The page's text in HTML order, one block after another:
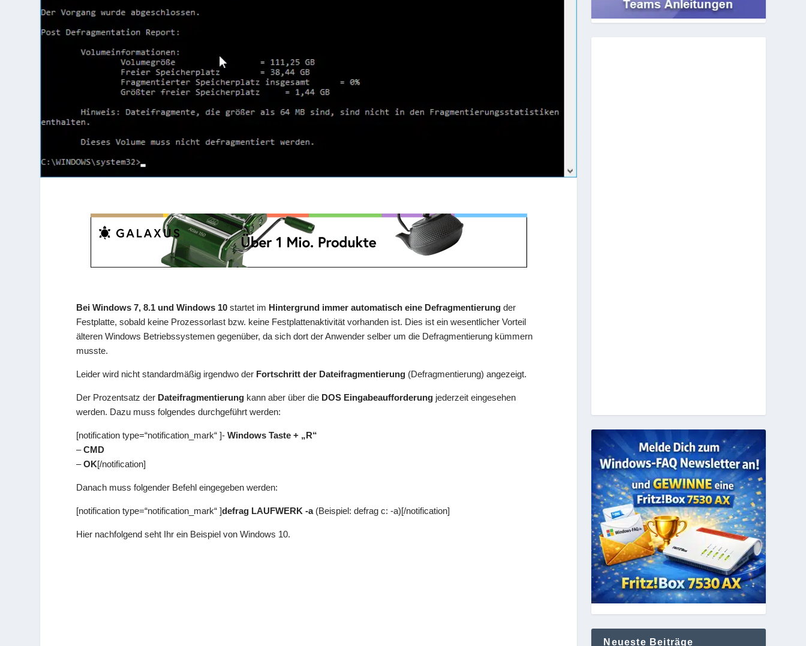
Bei Windows 7, 8.1 und Windows 10startet im Hintergrund immer automatisch eine Defragmentierung der
Festplatte, sobald keine Prozessorlast bzw. keine Festplattenaktivität vorhanden ist. Dies ist ein wesentlicher Vorteil
älteren Windows Betriebssystemen gegenüber, da sich dort der Anwender selber um die Defragmentierung kümmern
musste.
Leider wird nicht standardmäßig irgendwo der Fortschritt der Dateifragmentierung (Defragmentierung) angezeigt.
Der Prozentsatz der Dateifragmentierung kann aber über die DOS Eingabeaufforderung jederzeit eingesehen
werden. Dazu muss folgendes durchgeführt werden:
[notification type=“notification_mark“ ]-Windows Taste + „R“
–CMD
–OK[/notification]
Danach muss folgender Befehl eingegeben werden:
[notification type=“notification_mark“ ]defrag LAUFWERK -a(Beispiel: defrag c: -a)[/notification]
Hier nachfolgend seht Ihr ein Beispiel von Windows 10.
Neueste Beiträge